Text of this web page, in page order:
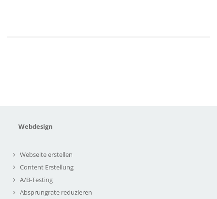
Webdesign
Webseite erstellen
Content Erstellung
A/B-Testing
Absprungrate reduzieren